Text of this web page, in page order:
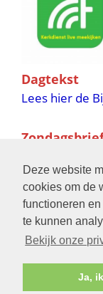
Deze website
cookies om de
functioneren
te kunnen
Bekijk onze
Ja,
Dagtekst
Lees hier de
de
Bijbelschool